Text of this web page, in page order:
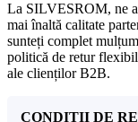
La SILVESROM, ne
mai înaltă calitate
sunteți complet
politică de retur
ale clienților B2B.
CONDIȚII DE